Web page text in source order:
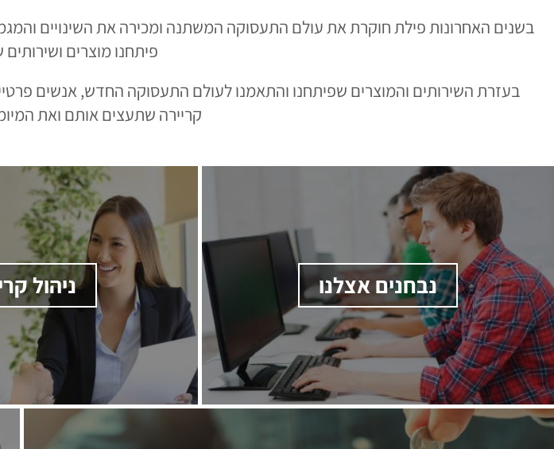
בשנים האחרונות פילת חוקרת את עולם התעסוקה המשתנה ומכירה את השינויים
פיתחנו מוצרים ושירותים
בעזרת השירותים והמוצרים שפיתחנו והתאמנו לעולם התעסוקה החדש, אנשים
קריירה שתעצים אותם ואת
נבחנים אצלנו ניהול